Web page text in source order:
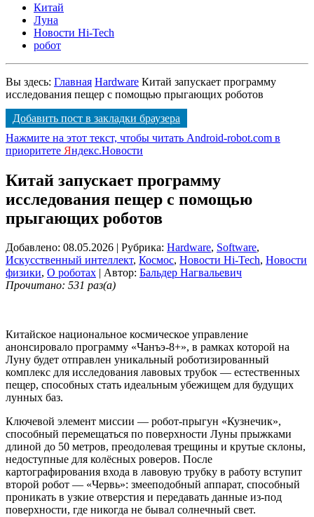
Китай
Луна
Новости Hi-Tech
робот
Вы здесь: Главная Hardware Китай запускает программу
исследования пещер с помощью прыгающих роботов
Добавить пост в закладки браузера
Нажмите на этот текст, чтобы читать Android-robot.com в
приоритете Яндекс.Новости
Китай запускает программу
исследования пещер с помощью
прыгающих роботов
Добавлено: 08.05.2026 | Рубрика: Hardware, Software,
Искусственный интеллект, Космос, Новости Hi-Tech, Новости
физики, О роботах | Автор: Бальдер Нагвальевич
Прочитано: 531 раз(а)
Китайское национальное космическое управление
анонсировало программу «Чанъэ-8+», в рамках которой на
Луну будет отправлен уникальный роботизированный
комплекс для исследования лавовых трубок — естественных
пещер, способных стать идеальным убежищем для будущих
лунных баз.
Ключевой элемент миссии — робот-прыгун «Кузнечик»,
способный перемещаться по поверхности Луны прыжками
длиной до 50 метров, преодолевая трещины и крутые склоны,
недоступные для колёсных роверов. После
картографирования входа в лавовую трубку в работу вступит
второй робот — «Червь»: змееподобный аппарат, способный
проникать в узкие отверстия и передавать данные из-под
поверхности, где никогда не бывал солнечный свет.